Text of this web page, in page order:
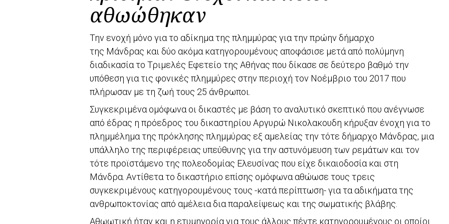
αθωώθηκαν
Την ενοχή μόνο για το αδίκημα της πλημμύρας για την πρώην δήμαρχο
της Μάνδρας και δύο ακόμα κατηγορουμένους αποφάσισε μετά από πολύμηνη
διαδικασία το Τριμελές Εφετείο της Αθήνας που δίκασε σε δεύτερο βαθμό την
υπόθεση για τις φονικές πλημμύρες στην περιοχή τον Νοέμβριο του 2017 που
πλήρωσαν με τη ζωή τους 25 άνθρωποι.
Συγκεκριμένα ομόφωνα οι δικαστές με βάση το αναλυτικό σκεπτικό που ανέγνωσε
από έδρας η πρόεδρος του δικαστηρίου Αργυρώ Νικολακουδη κήρυξαν ένοχη για το
πλημμέλημα της πρόκλησης πλημμύρας εξ αμελείας την τότε δήμαρχο Μάνδρας, μια
υπάλληλο της περιφέρειας υπεύθυνης για την αστυνόμευση των ρεμάτων και τον
τότε προϊστάμενο της πολεοδομίας Ελευσίνας που είχε δικαιοδοσία και στη
Μάνδρα. Αντίθετα το δικαστήριο επίσης ομόφωνα αθώωσε τους τρεις
συγκεκριμένους κατηγορουμένους τους -κατά περίπτωση- για τα αδικήματα της
ανθρωποκτονίας από αμέλεια δια παραλείψεως και της σωματικής βλάβης.
Αθωωτική ήταν και η ετυμηγορία για τους άλλους πέντε κατηγορουμένους οι οποίοι